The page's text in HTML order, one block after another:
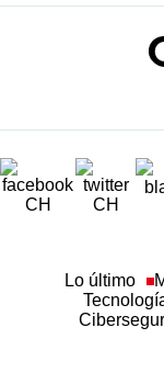
Lo último